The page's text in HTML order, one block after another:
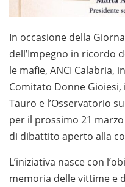
In occasione della
dell’Impegno in ricordo
le mafie, ANCI Calabria,
Comitato Donne Gioiesi,
Tauro e l’Osservatorio
per il prossimo 21
di dibattito aperto alla
L’iniziativa nasce con
memoria delle vittime e